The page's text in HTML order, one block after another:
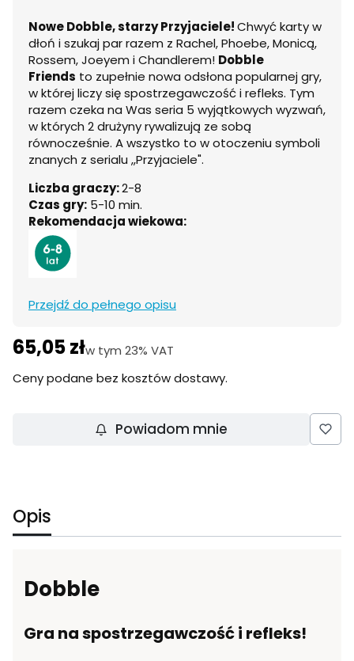
Nowe Dobble, starzy Przyjaciele!Chwyć karty w
dłoń i szukaj par razem z Rachel, Phoebe, Monicą,
Rossem, Joeyem i Chandlerem! Dobble
Friends to zupełnie nowa odsłona popularnej gry,
w której liczy się spostrzegawczość i refleks. Tym
razem czeka na Was seria 5 wyjątkowych wyzwań,
w których 2 drużyny rywalizują ze sobą
równocześnie. A wszystko to w otoczeniu symboli
znanych z serialu ,,Przyjaciele".
Liczba graczy:2-8
Czas gry: 5-10 min.
Rekomendacja wiekowa:
Przejdź do pełnego opisu
Cena
65,05 złw tym 23% VAT
w tym 23% VAT
Ceny podane bez kosztów dostawy.
Powiadom mnie
Opis
Dobble
Gra na spostrzegawczość i refleks!